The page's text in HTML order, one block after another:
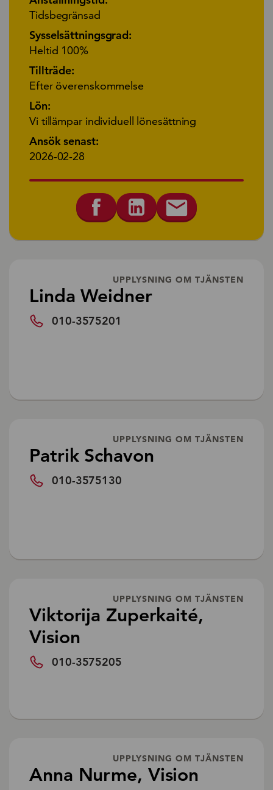
Tidsbegränsad
Sysselsättningsgrad:
Heltid 100%
Tillträde:
Efter överenskommelse
Lön:
Vi tillämpar individuell lönesättning
Ansök senast:
2026-02-28
UPPLYSNING OM TJÄNSTEN
Linda Weidner
010-3575201
UPPLYSNING OM TJÄNSTEN
Patrik Schavon
010-3575130
UPPLYSNING OM TJÄNSTEN
Viktorija Zuperkaité,
Vision
010-3575205
UPPLYSNING OM TJÄNSTEN
Anna Nurme, Vision